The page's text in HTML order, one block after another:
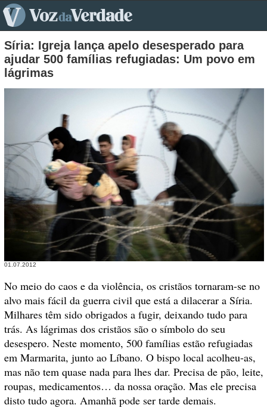
Síria: Igreja lança apelo desesperado para
ajudar 500 famílias refugiadas: Um povo em
lágrimas
01.07.2012
No meio do caos e da violência, os cristãos tornaram-se no
alvo mais fácil da guerra civil que está a dilacerar a Síria.
Milhares têm sido obrigados a fugir, deixando tudo para
trás. As lágrimas dos cristãos são o símbolo do seu
desespero. Neste momento, 500 famílias estão refugiadas
em Marmarita, junto ao Líbano. O bispo local acolheu-as,
mas não tem quase nada para lhes dar. Precisa de pão, leite,
roupas, medicamentos… da nossa oração. Mas ele precisa
disto tudo agora. Amanhã pode ser tarde demais.